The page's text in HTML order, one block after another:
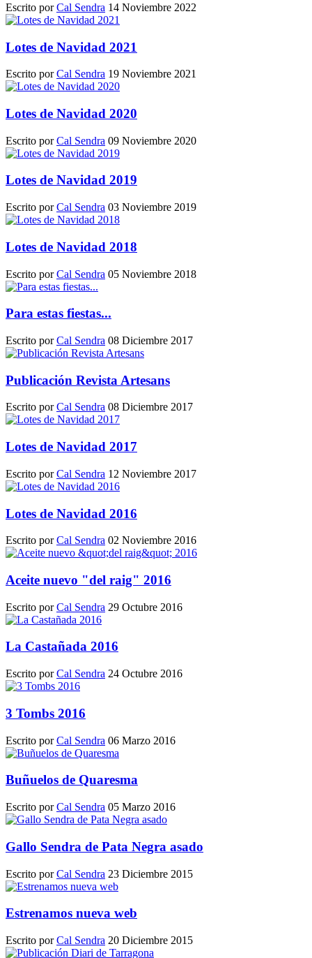
Escrito porCal Sendra 14 Noviembre 2022
Lotes de Navidad 2021
Escrito porCal Sendra 19 Noviembre 2021
Lotes de Navidad 2020
Escrito porCal Sendra 09 Noviembre 2020
Lotes de Navidad 2019
Escrito porCal Sendra 03 Noviembre 2019
Lotes de Navidad 2018
Escrito porCal Sendra 05 Noviembre 2018
Para estas fiestas...
Escrito porCal Sendra 08 Diciembre 2017
Publicación Revista Artesans
Escrito porCal Sendra 08 Diciembre 2017
Lotes de Navidad 2017
Escrito porCal Sendra 12 Noviembre 2017
Lotes de Navidad 2016
Escrito porCal Sendra 02 Noviembre 2016
Aceite nuevo "del raig" 2016
Escrito porCal Sendra 29 Octubre 2016
La Castañada 2016
Escrito porCal Sendra 24 Octubre 2016
3 Tombs 2016
Escrito porCal Sendra 06 Marzo 2016
Buñuelos de Quaresma
Escrito porCal Sendra 05 Marzo 2016
Gallo Sendra de Pata Negra asado
Escrito porCal Sendra 23 Diciembre 2015
Estrenamos nueva web
Escrito porCal Sendra 20 Diciembre 2015